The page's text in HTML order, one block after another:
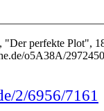
"Der perfekte Plot",
o5A38A/
2/6956/7161